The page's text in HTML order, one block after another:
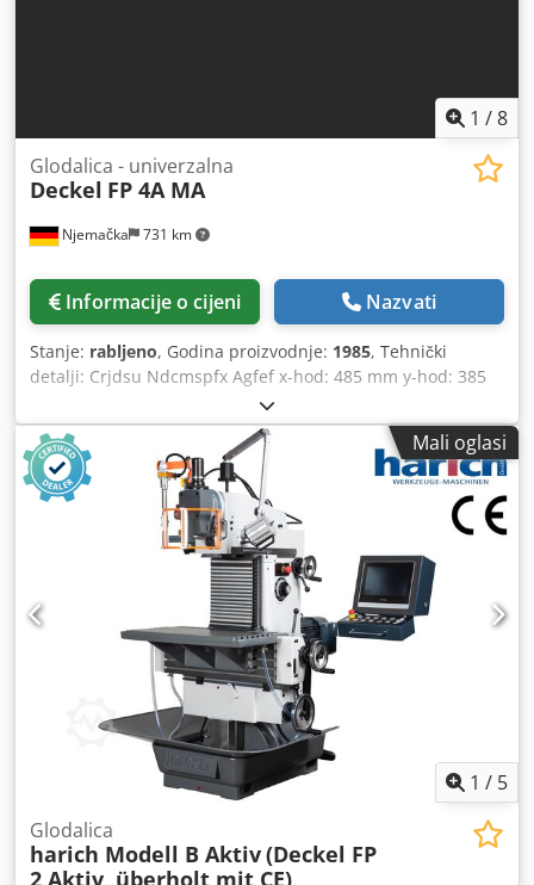
1 /8
Njemačka 731 km
Glodalica - univerzalna
Deckel FP 4A MA
Informacije o cijeni Nazvati
Stanje: rabljeno, Godina proizvodnje: 1985, Tehnički
detalji: Crjdsu Ndcmspfx Agfef x-hod: 485 mm y-hod: 385
mm z-hod: 380 mm Kontrola: kontrola putanje konture 1
Montaža vretena ISO: SK 40 Glava vretena zakreće se lijevo
i desno: 90° Hod pinole: 80 mm Vertikalno podesiva glava
za glodanje: 150 (y-os) mm Raspon brzine: okomito
vreteno: 50 - 2.500 / 18 okretaja u minuti Posmak:: X/Y/Z: 2 -
1000 koraka mm/min Brzi hod: X/Y/Z: 2000 mm/min Brzine:
vodoravna: do 1.000 o/min Veličina stola: 460 x 800 mm
Nosivost stola: 0,4 t Ukupna potrebna snaga: 9,5 kVA
Težina stroja cca: 1900 kg Dimenzije stroja cca DxŠxV: 2,35
x 2,2 x 2,0 m Horizontalno vreteno: pomak glodalice 385
mm, radno vreteno SK40 Oprema: - Upravljanje preko
Grundig Elektronic upravljačke ploče s polugom - Linearna
interpolacija, kružna polacija u ravninama XY i XZ -
Brzostezna glava - Uređaj za ručnu kontrolu - Hlađenje
pumpom - Rasvjeta stroja - Vreteno za glodanje,
kontradržač Pribor: razne osovine za glodanje, držači
glodala (usporedivo na slici) . *
Mali oglasi
1 / 5
Glodalica
harich Modell B Aktiv(Deckel FP